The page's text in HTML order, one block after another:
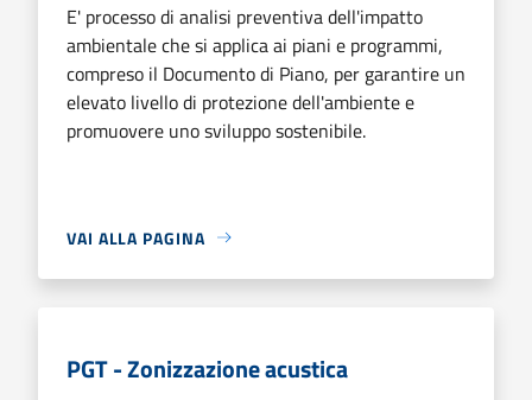
E' processo di analisi preventiva dell'impatto
ambientale che si applica ai piani e programmi,
compreso il Documento di Piano, per garantire un
elevato livello di protezione dell'ambiente e
promuovere uno sviluppo sostenibile.
VAI ALLA PAGINA
PGT - Zonizzazione acustica